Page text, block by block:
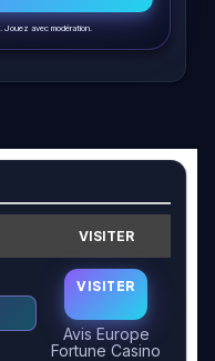
Jouez avec modération.
VISITER
VISITER
Avis Europe
Fortune Casino